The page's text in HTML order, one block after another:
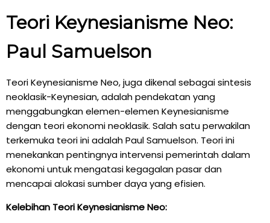
Teori Keynesianisme Neo:
Paul Samuelson
Teori Keynesianisme Neo, juga dikenal sebagai sintesis
neoklasik-Keynesian, adalah pendekatan yang
menggabungkan elemen-elemen Keynesianisme
dengan teori ekonomi neoklasik. Salah satu perwakilan
terkemuka teori ini adalah Paul Samuelson. Teori ini
menekankan pentingnya intervensi pemerintah dalam
ekonomi untuk mengatasi kegagalan pasar dan
mencapai alokasi sumber daya yang efisien.
Kelebihan Teori Keynesianisme Neo: